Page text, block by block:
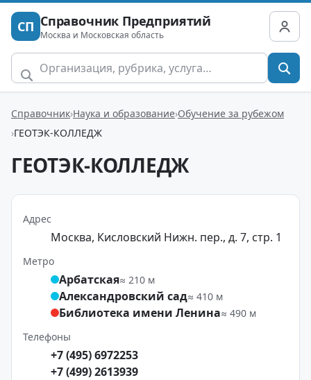
СП Справочник Предприятий
Москва и Московская область
Справочник Наука и образование Обучение за рубежом
ГЕОТЭК-КОЛЛЕДЖ
ГЕОТЭК-КОЛЛЕДЖ
Адрес
Москва, Кисловский Нижн. пер., д. 7, стр. 1
Метро
Арбатская≈ 210 м
Александровский сад≈ 410 м
Библиотека имени Ленина≈ 490 м
Телефоны
+7 (495) 6972253
+7 (499) 2613939